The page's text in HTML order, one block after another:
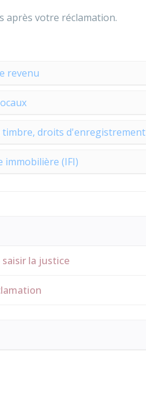
après votre réclamation.
revenu
timbre, droits d'enregistrement
(IFI)
la justice